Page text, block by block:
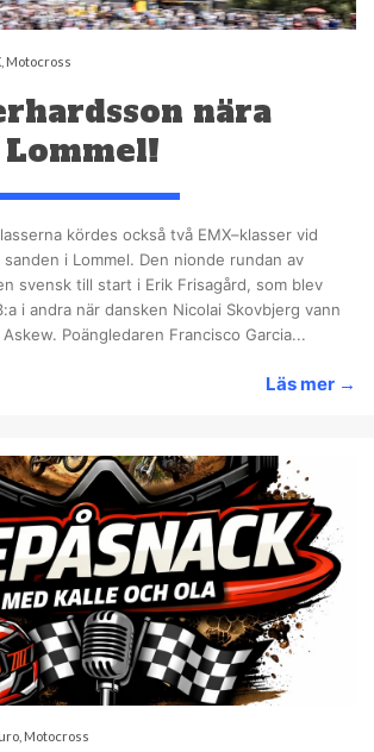
Motocross
nära
kördes också två EMX–klasser vid
sanden i Lommel. Den nionde rundan av
svensk till start i Erik Frisagård, som blev
i andra när dansken Nicolai Skovbjerg vann
Poängledaren Francisco Garcia...
Läs mer →
Motocross